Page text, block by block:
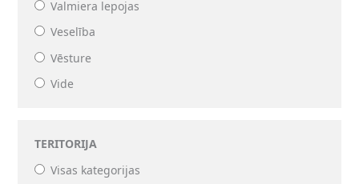
Valmiera lepojas
Veselība
Vēsture
Vide
TERITORIJA
Visas kategorijas